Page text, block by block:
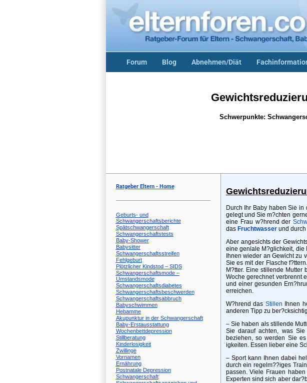
Forum Blog Abnehmen/Diät
Schwerpunkte:
Ratgeber Eltern - Home
Geburts- und
Schwangerschaftsberichte
Spätschwangerschaft
Schwangerschaftstests
Baby-Shower
Babysitter
Schwangerschaftsstreifen
Fehlgeburt
Plötzlicher Kindstod – SIDS
Schwangerschaftsmode –
Umstandsmode
Schwangerschaftsdiabetes
Schwangerschaftsbeschwerden
Schwangerschaftsabbruch
Babyschwimmen
Hebamme
Akupunktur in der Schwangerschaft
Baby-Erstausstattung
Wochenbettdepression
Stillberatung
Kinderlosigkeit
Zwillinge
Vornamen
Ernährung
Postnatale Depression
Schwangerschaft
Durch Ihr Baby haben Sie in
gelegt und Sie m?chten
eine Frau w?hrend der
das Fruchtwasserund durch
Aber angesichts der
eine geniale M?glichkeit,
Ihnen wieder an Gewicht zu
Sie es mit der Flasche
M?tter. Eine stillende Mutter
Woche gerechnet verbrennt
und einer gesunden
erreichen.
W?hrend das Stillen Ihnen
anderen Tipp zu
– Sie haben als stillende
Sie darauf achten, was
beziehen, so werden Sie
igkeiten. Essen lieber eine
– Sport kann Ihnen dabei
durch ein regelm??iges
passen. Viele Frauen
Experten sind sich aber